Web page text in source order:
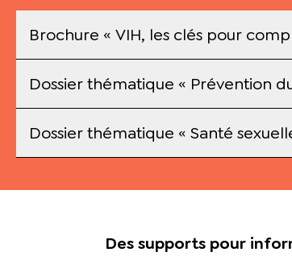
Brochure « VIH, les clés pour
Dossier thématique « Prévention
Dossier thématique « Santé
Des supports pour